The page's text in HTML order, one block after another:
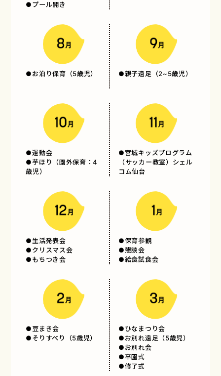
●プール開き
●お泊り保育（5歳児） ●親子遠足（2~5歳児）
●運動会
●芋ほり（園外保育：4
歳児）
●宮城キッズプログラム
（サッカー教室）シェル
コム仙台
●生活発表会
●クリスマス会
●もちつき会
●保育参観
●懇談会
●給食試食会
●豆まき会
●そりすべり（5歳児）
●ひなまつり会
●お別れ遠足（5歳児）
●お別れ会
●卒園式
●修了式